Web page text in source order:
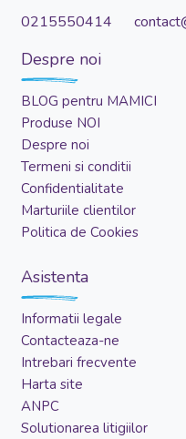
0215550414
Despre noi
BLOG pentru MAMICI
Produse NOI
Despre noi
Termeni si conditii
Confidentialitate
Marturiile clientilor
Politica de Cookies
Asistenta
Informatii legale
Contacteaza-ne
Intrebari frecvente
Harta site
ANPC
Solutionarea litigiilor